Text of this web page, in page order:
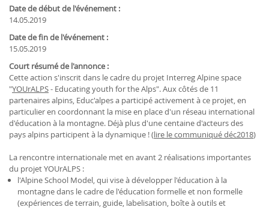
Date de début de l'événement :
14.05.2019
Date de fin de l'événement :
15.05.2019
Court résumé de l'annonce :
Cette action s'inscrit dans le cadre du projet Interreg Alpine space
"YOUrALPS- Educating youth for the Alps". Aux côtés de 11
partenaires alpins, Educ'alpes a participé activement à ce projet, en
particulier en coordonnant la mise en place d'un réseau international
d'éducation à la montagne. Déjà plus d'une centaine d'acteurs des
pays alpins participent à la dynamique ! (lire le communiqué déc2018)
La rencontre internationale met en avant 2 réalisations importantes
du projet YOUrALPS :
l'Alpine School Model, qui vise à développer l'éducation à la
montagne dans le cadre de l'éducation formelle et non formelle
(expériences de terrain, guide, labelisation, boîte à outils et